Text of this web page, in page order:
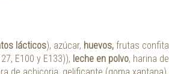
lácticos), azúcar, huevos, frutas
E100 y E133)), leche en polvo, harina
de achicoria, gelificante (goma